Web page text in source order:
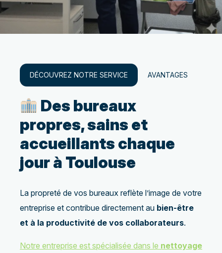
DÉCOUVREZ NOTRE SERVICE AVANTAGES
Des bureaux
propres, sains et
accueillants chaque
jour à Toulouse
La propreté de vos bureaux reflète l’image de votre
entreprise et contribue directement au bien-être
et à la productivité de vos collaborateurs.
Notre entreprise est spécialisée dans le nettoyage